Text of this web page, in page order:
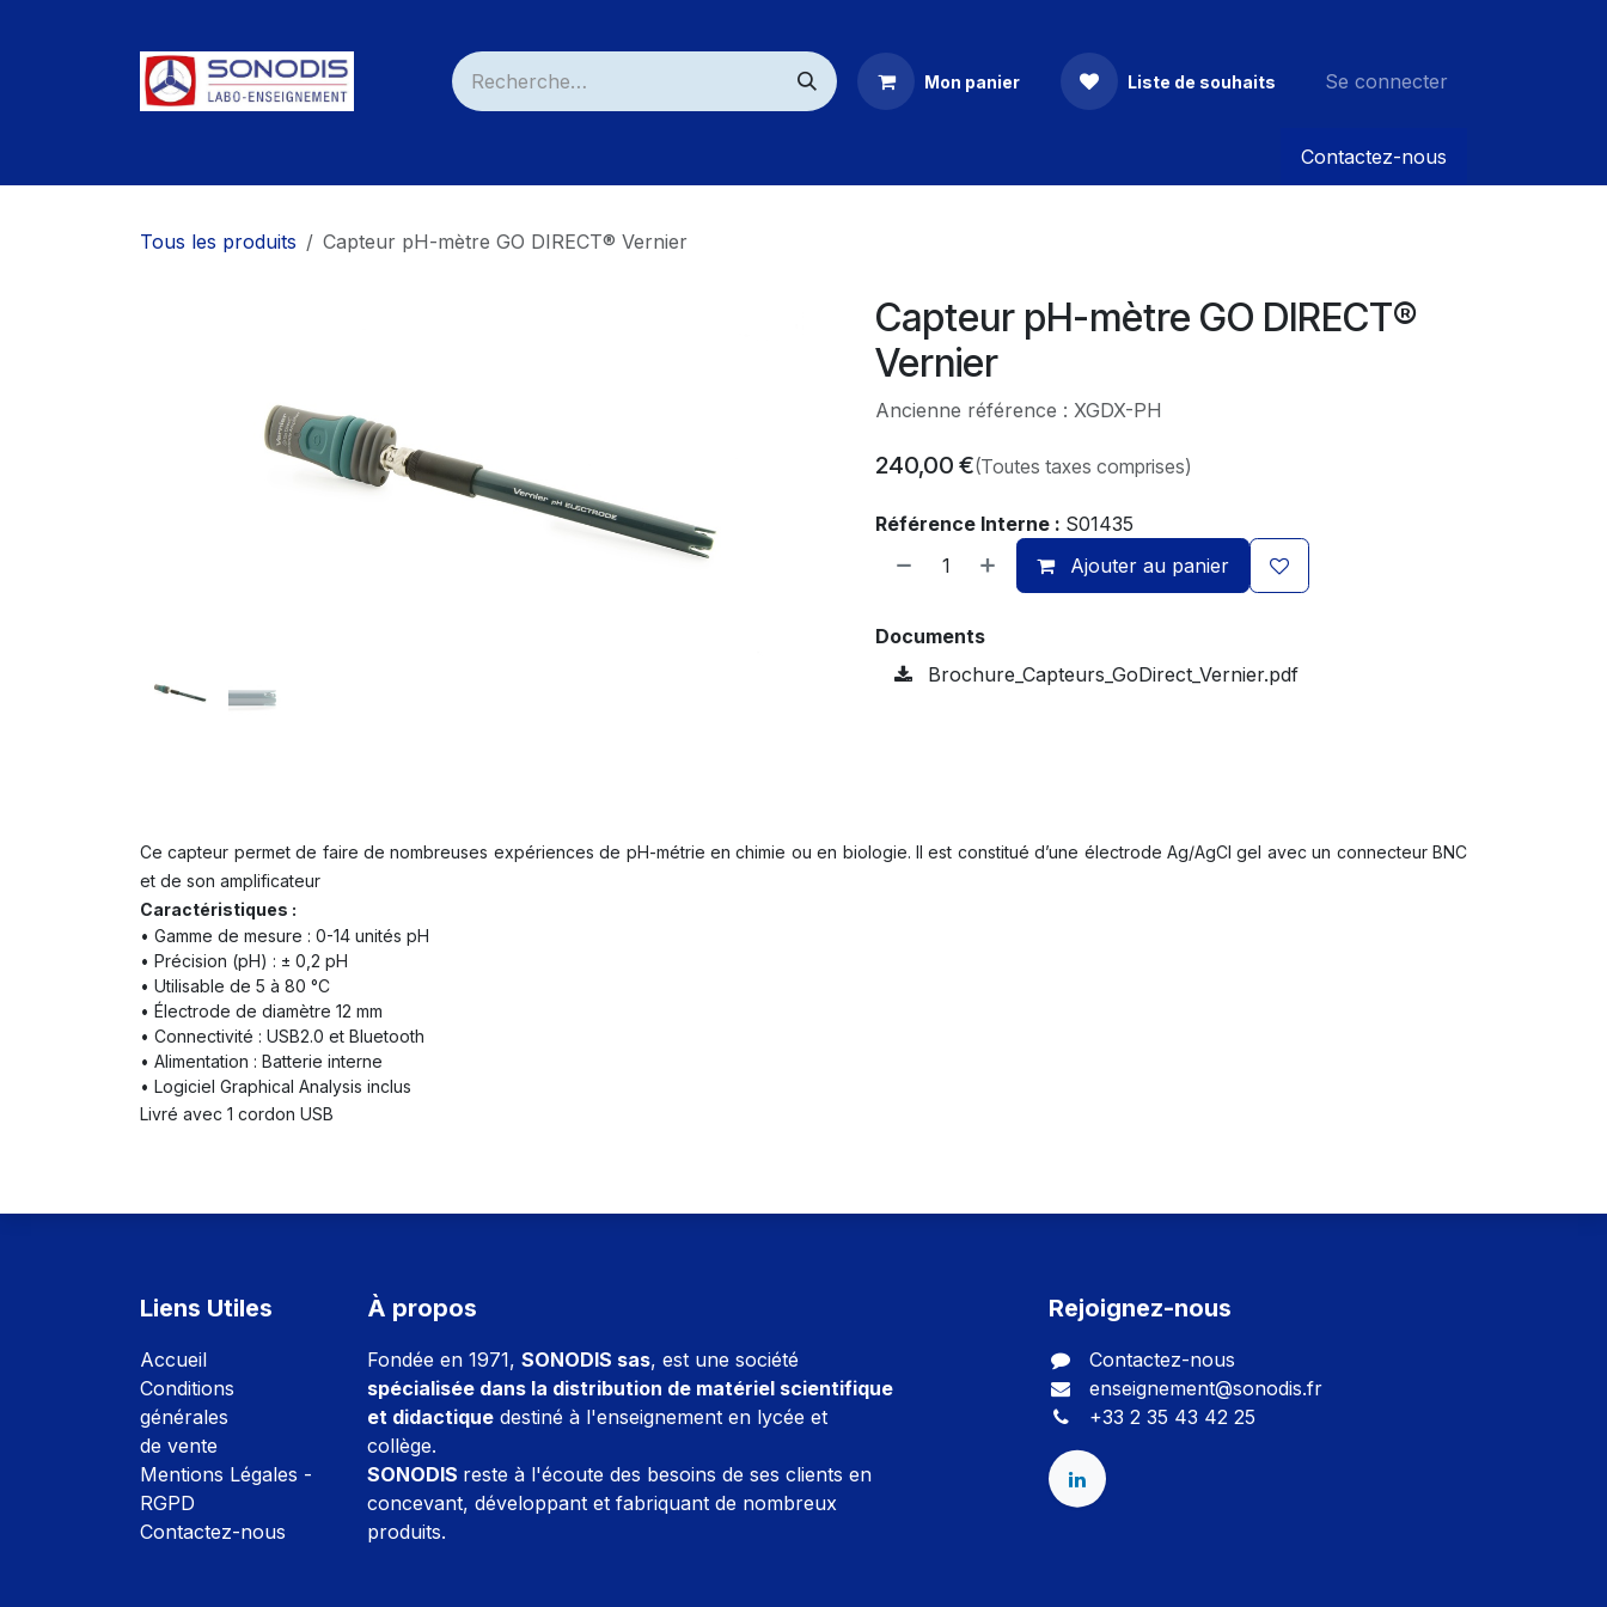
Mon panier Liste de souhaits Se connecter
Contactez-nous
Tous les produits Capteur pH-mètre GO DIRECT® Vernier
Capteur pH-mètre GO DIRECT®
Vernier
Ancienne référence : XGDX-PH
240,00 €(Toutes taxes comprises)
Référence Interne : S01435
Ajouter au panier
Documents
Brochure_Capteurs_GoDirect_Vernier.pdf
Ce capteur permet de faire de nombreuses expériences de pH-métrie en chimie ou en biologie. Il est constitué d’une électrode Ag/AgCl gel avec un connecteur BNC
et de son amplificateur
Caractéristiques :
• Gamme de mesure : 0-14 unités pH
• Précision (pH) : ± 0,2 pH
• Utilisable de 5 à 80 °C
• Électrode de diamètre 12 mm
• Connectivité : USB2.0 et Bluetooth
• Alimentation : Batterie interne
• Logiciel Graphical Analysis inclus
Livré avec 1 cordon USB
Liens Utiles
Accueil
Conditions
générales
de vente
Mentions Légales -
RGPD
Contactez-nous
À propos
Fondée en 1971, SONODIS sas, est une société
spécialisée dans la distribution de matériel scientifique
et didactique destiné à l'enseignement en lycée et
collège.
SONODIS reste à l'écoute des besoins de ses clients en
concevant, développant et fabriquant de nombreux
produits.
Rejoignez-nous
Contactez-nous
enseignement@sonodis.fr
+33 2 35 43 42 25